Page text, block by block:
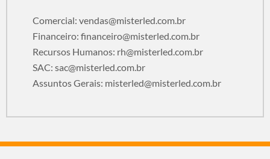
Comercial: vendas@misterled.com.br
Financeiro: financeiro@misterled.com.br
Recursos Humanos: rh@misterled.com.br
SAC: sac@misterled.com.br
Assuntos Gerais: misterled@misterled.com.br